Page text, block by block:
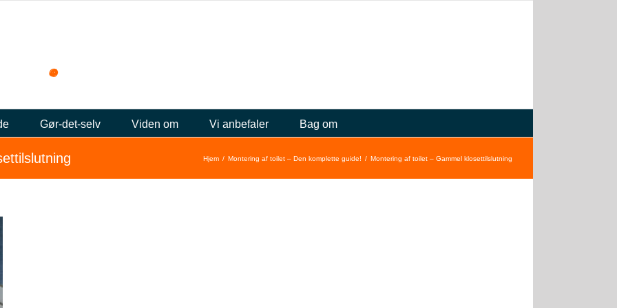
Gør-det-selv Viden om Vi anbefaler Bag om
Hjem Montering af toilet – Den komplette guide! Montering af toilet – Gammel klosettilslutning